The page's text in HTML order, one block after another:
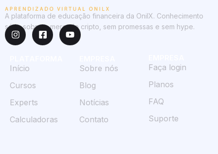
A plataforma de educação financeira da OnilX. Conhecimento
sério sobre o mercado cripto, sem promessas e sem hype.
Início
Cursos
Experts
Calculadoras
Sobre nós
Blog
Notícias
Contato
Faça login
Planos
FAQ
Suporte